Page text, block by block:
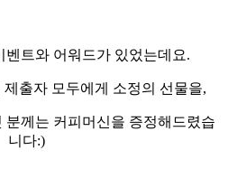
벤트와 어워드가 있었는데요.
출자 모두에게 소정의 선물을,
분께는 커피머신을 증정해드렸습
니다:)